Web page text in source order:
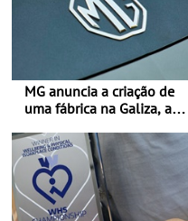
MG anuncia a criação de
uma fábrica na Galiza, a
Continental - O início da
produção está previsto
para 2028, com uma
capacidade anual de até
120.000 veículos